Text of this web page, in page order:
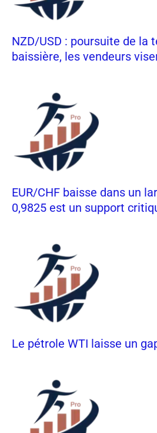
NZD/USD : poursuite de la
baissière, les vendeurs
EUR/CHF baisse dans un
0,9825 est un support
Le pétrole WTI laisse un